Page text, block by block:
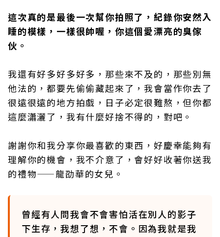
這次真的是最後一次幫你拍照了，紀錄你安然入
睡的模樣，一樣很帥喔，你這個愛漂亮的臭傢
伙。
我還有好多好多好多，那些來不及的，那些別無
他法的，都要先偷偷藏起來了，我會當作你去了
很遠很遠的地方拍戲，日子必定很難熬，但你都
這麼瀟灑了，我有什麼好捨不得的，對吧。
謝謝你和我分享你最喜歡的東西，好慶幸能夠有
理解你的機會，我不介意了，會好好收著你送我
的禮物——龍劭華的女兒。
曾經有人問我會不會害怕活在別人的影子
下生存，我想了想，不會。因為我就是我